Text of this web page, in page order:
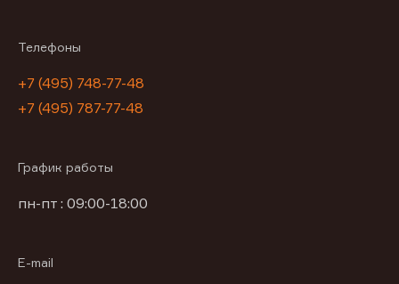
Телефоны
+7 (495) 748-77-48
+7 (495) 787-77-48
График работы
пн-пт : 09:00-18:00
E-mail